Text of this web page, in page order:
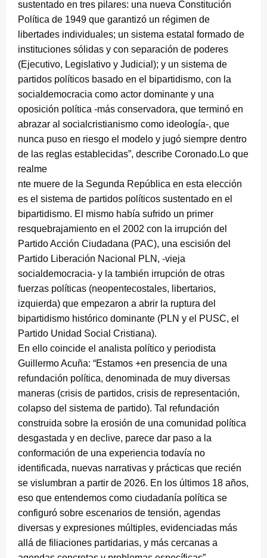
sustentado en tres pilares: una nueva Constitución
Política de 1949 que garantizó un régimen de
libertades individuales; un sistema estatal formado de
instituciones sólidas y con separación de poderes
(Ejecutivo, Legislativo y Judicial); y un sistema de
partidos políticos basado en el bipartidismo, con la
socialdemocracia como actor dominante y una
oposición política -más conservadora, que terminó en
abrazar al socialcristianismo como ideología-, que
nunca puso en riesgo el modelo y jugó siempre dentro
de las reglas establecidas”, describe Coronado.Lo que
realme
nte muere de la Segunda República en esta elección
es el sistema de partidos políticos sustentado en el
bipartidismo. El mismo había sufrido un primer
resquebrajamiento en el 2002 con la irrupción del
Partido Acción Ciudadana (PAC), una escisión del
Partido Liberación Nacional PLN, -vieja
socialdemocracia- y la también irrupción de otras
fuerzas políticas (neopentecostales, libertarios,
izquierda) que empezaron a abrir la ruptura del
bipartidismo histórico dominante (PLN y el PUSC, el
Partido Unidad Social Cristiana).
En ello coincide el analista político y periodista
Guillermo Acuña: “Estamos +en presencia de una
refundación política, denominada de muy diversas
maneras (crisis de partidos, crisis de representación,
colapso del sistema de partido). Tal refundación
construida sobre la erosión de una comunidad política
desgastada y en declive, parece dar paso a la
conformación de una experiencia todavía no
identificada, nuevas narrativas y prácticas que recién
se vislumbran a partir de 2026. En los últimos 18 años,
eso que entendemos como ciudadanía política se
configuró sobre escenarios de tensión, agendas
diversas y expresiones múltiples, evidenciadas más
allá de filiaciones partidarias, y más cercanas a